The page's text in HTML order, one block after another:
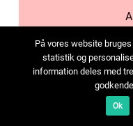
På vores website
statistik og
information deles med
Ok